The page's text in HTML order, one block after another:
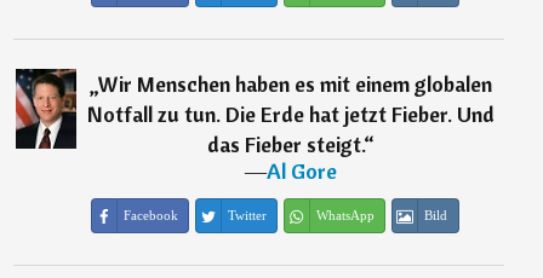
„Wir Menschen haben es mit einem globalen
Notfall zu tun. Die Erde hat jetzt Fieber. Und
das Fieber steigt.“
―Al Gore
Facebook Twitter WhatsApp Bild